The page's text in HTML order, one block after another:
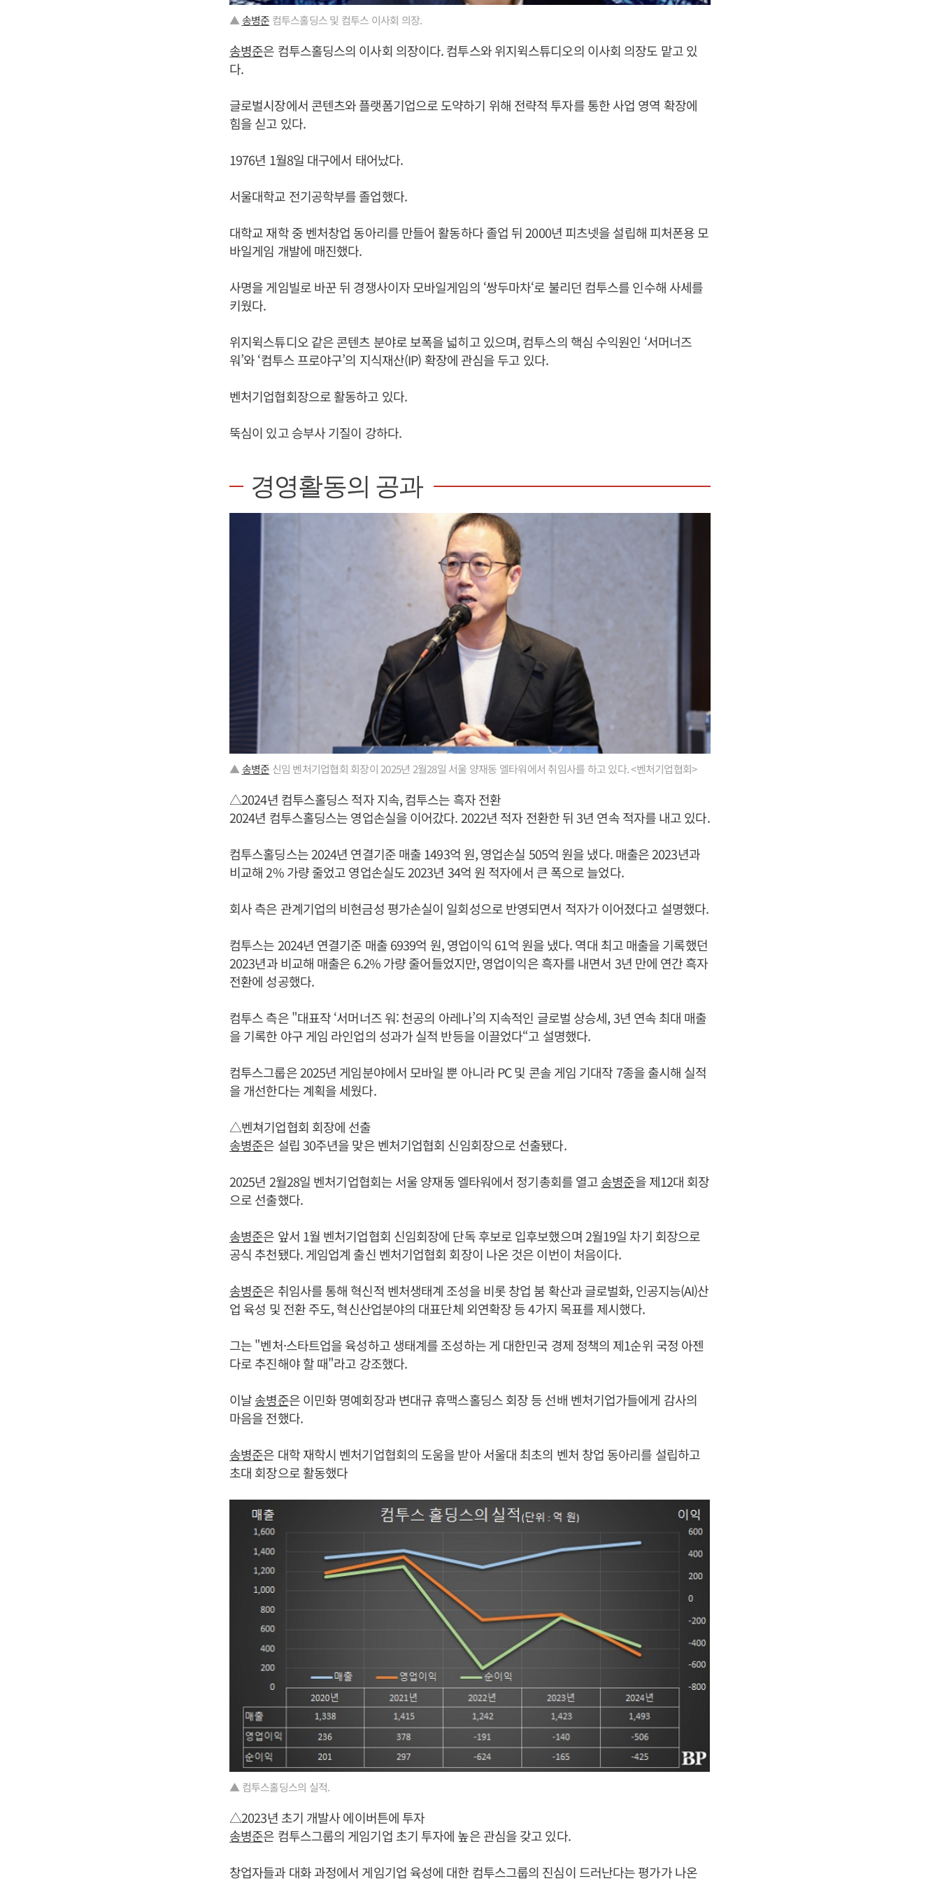
▲송병준 컴투스홀딩스 및 컴투스 이사회 의장.
송병준은 컴투스홀딩스의 이사회 의장이다. 컴투스와 위지윅스튜디오의 이사회 의장도 맡고 있
다.
글로벌시장에서 콘텐츠와 플랫폼기업으로 도약하기 위해 전략적 투자를 통한 사업 영역 확장에
힘을 싣고 있다.
1976년 1월8일 대구에서 태어났다.
서울대학교 전기공학부를 졸업했다.
대학교 재학 중 벤처창업 동아리를 만들어 활동하다 졸업 뒤 2000년 피츠넷을 설립해 피처폰용 모
바일게임 개발에 매진했다.
사명을 게임빌로 바꾼 뒤 경쟁사이자 모바일게임의 ‘쌍두마차‘로 불리던 컴투스를 인수해 사세를
키웠다.
위지윅스튜디오 같은 콘텐츠 분야로 보폭을 넓히고 있으며, 컴투스의 핵심 수익원인 ‘서머너즈
워’와 ‘컴투스 프로야구’의 지식재산(IP) 확장에 관심을 두고 있다.
벤처기업협회장으로 활동하고 있다.
뚝심이 있고 승부사 기질이 강하다.
경영활동의 공과
▲송병준 신임 벤처기업협회 회장이 2025년 2월28일 서울 양재동 엘타워에서 취임사를 하고 있다. <벤처기업협회>
△2024년 컴투스홀딩스 적자 지속, 컴투스는 흑자 전환
2024년 컴투스홀딩스는 영업손실을 이어갔다. 2022년 적자 전환한 뒤 3년 연속 적자를 내고 있다.
컴투스홀딩스는 2024년 연결기준 매출 1493억 원, 영업손실 505억 원을 냈다. 매출은 2023년과
비교해 2% 가량 줄었고 영업손실도 2023년 34억 원 적자에서 큰 폭으로 늘었다.
회사 측은 관계기업의 비현금성 평가손실이 일회성으로 반영되면서 적자가 이어졌다고 설명했다.
컴투스는 2024년 연결기준 매출 6939억 원, 영업이익 61억 원을 냈다. 역대 최고 매출을 기록했던
2023년과 비교해 매출은 6.2% 가량 줄어들었지만, 영업이익은 흑자를 내면서 3년 만에 연간 흑자
전환에 성공했다.
컴투스 측은 "대표작 ‘서머너즈 워: 천공의 아레나’의 지속적인 글로벌 상승세, 3년 연속 최대 매출
을 기록한 야구 게임 라인업의 성과가 실적 반등을 이끌었다“고 설명했다.
컴투스그룹은 2025년 게임분야에서 모바일 뿐 아니라 PC 및 콘솔 게임 기대작 7종을 출시해 실적
을 개선한다는 계획을 세웠다.
△벤쳐기업협회 회장에 선출
송병준은 설립 30주년을 맞은 벤처기업협회 신임회장으로 선출됐다.
2025년 2월28일 벤처기업협회는 서울 양재동 엘타워에서 정기총회를 열고송병준을 제12대 회장
으로 선출했다.
송병준은 앞서 1월 벤처기업협회 신임회장에 단독 후보로 입후보했으며 2월19일 차기 회장으로
공식 추천됐다. 게임업계 출신 벤처기업협회 회장이 나온 것은 이번이 처음이다.
송병준은 취임사를 통해 혁신적 벤처생태계 조성을 비롯 창업 붐 확산과 글로벌화, 인공지능(AI)산
업 육성 및 전환 주도, 혁신산업분야의 대표단체 외연확장 등 4가지 목표를 제시했다.
그는 "벤처·스타트업을 육성하고 생태계를 조성하는 게 대한민국 경제 정책의 제1순위 국정 아젠
다로 추진해야 할 때"라고 강조했다.
이날송병준은 이민화 명예회장과 변대규 휴맥스홀딩스 회장 등 선배 벤처기업가들에게 감사의
마음을 전했다.
송병준은 대학 재학시 벤처기업협회의 도움을 받아 서울대 최초의 벤처 창업 동아리를 설립하고
초대 회장으로 활동했다
▲ 컴투스홀딩스의 실적.
△2023년 초기 개발사 에이버튼에 투자
송병준은 컴투스그룹의 게임기업 초기 투자에 높은 관심을 갖고 있다.
창업자들과 대화 과정에서 게임기업 육성에 대한 컴투스그룹의 진심이 드러난다는 평가가 나온